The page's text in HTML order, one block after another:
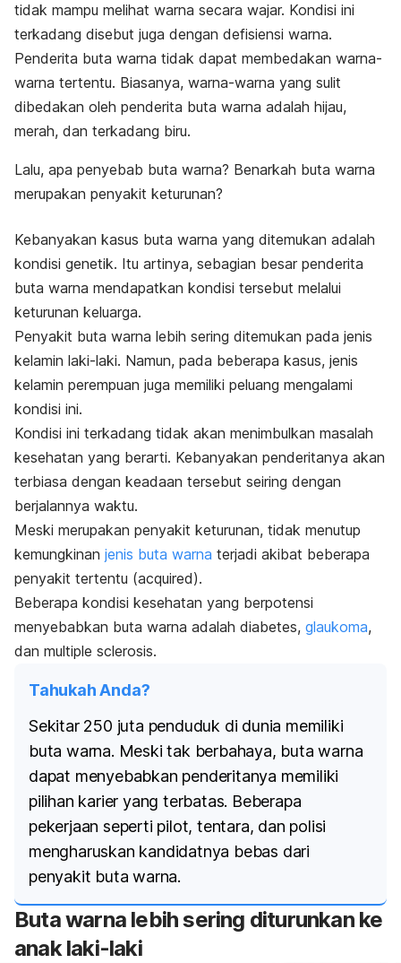
tidak mampu melihat warna secara wajar. Kondisi ini
terkadang disebut juga dengan defisiensi warna.
Penderita buta warna tidak dapat membedakan warna-
warna tertentu. Biasanya, warna-warna yang sulit
dibedakan oleh penderita buta warna adalah hijau,
merah, dan terkadang biru.
Lalu, apa penyebab buta warna? Benarkah buta warna
merupakan penyakit keturunan?
Kebanyakan kasus buta warna yang ditemukan adalah
kondisi genetik. Itu artinya, sebagian besar penderita
buta warna mendapatkan kondisi tersebut melalui
keturunan keluarga.
Penyakit buta warna lebih sering ditemukan pada jenis
kelamin laki-laki. Namun, pada beberapa kasus, jenis
kelamin perempuan juga memiliki peluang mengalami
kondisi ini.
Kondisi ini terkadang tidak akan menimbulkan masalah
kesehatan yang berarti. Kebanyakan penderitanya akan
terbiasa dengan keadaan tersebut seiring dengan
berjalannya waktu.
Meski merupakan penyakit keturunan, tidak menutup
kemungkinan jenis buta warna terjadi akibat beberapa
penyakit tertentu (acquired).
Beberapa kondisi kesehatan yang berpotensi
menyebabkan buta warna adalah diabetes, glaukoma,
dan multiple sclerosis.
Tahukah Anda?
Sekitar 250 juta penduduk di dunia memiliki
buta warna. Meski tak berbahaya, buta warna
dapat menyebabkan penderitanya memiliki
pilihan karier yang terbatas. Beberapa
pekerjaan seperti pilot, tentara, dan polisi
mengharuskan kandidatnya bebas dari
penyakit buta warna.
Buta warna lebih sering diturunkan ke
anak laki-laki